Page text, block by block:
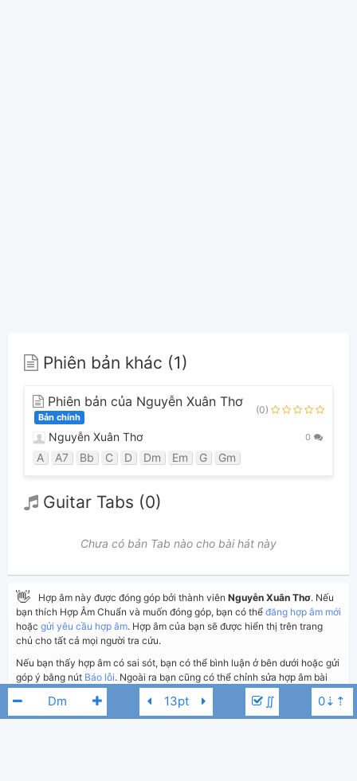
∬
Phiên bản khác (1)
Phiên bản của Nguyễn Xuân Thơ
Bản chính
(0)
Nguyễn Xuân Thơ 0
A A7 Bb C D Dm Em G Gm
Guitar Tabs (0)
Chưa có bản Tab nào cho bài hát này
👋 Hợp âm này được đóng góp bởi thành viên Nguyễn Xuân Thơ. Nếu
bạn thích Hợp Âm Chuẩn và muốn đóng góp, bạn có thể đăng hợp âm mới
hoặc gửi yêu cầu hợp âm. Hợp âm của bạn sẽ được hiển thị trên trang
chủ cho tất cả mọi người tra cứu.
Nếu bạn thấy hợp âm có sai sót, bạn có thể bình luận ở bên dưới hoặc gửi
góp ý bằng nút Báo lỗi. Ngoài ra bạn cũng có thể chỉnh sửa hợp âm bài
hát có sẵn và lưu thành phiên bản cá nhân bằng cách nhấn nút
Chỉnh
sửa hợp âm